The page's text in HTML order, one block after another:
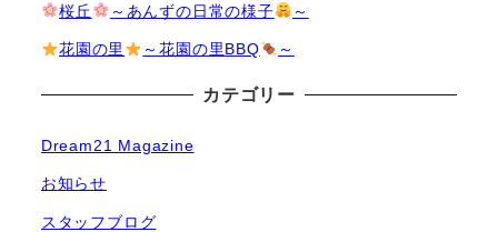
桜丘 ～あんずの日常の様子 ～
花園の里 ～花園の里BBQ ～
カテゴリー
Dream21 Magazine
お知らせ
スタッフブログ